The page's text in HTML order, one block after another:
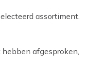
assortiment.
hebben afgesproken,